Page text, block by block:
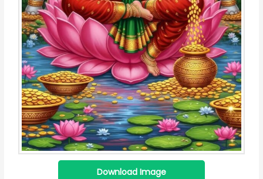
Download Image